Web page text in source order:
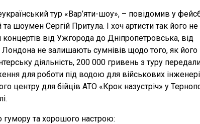
тур «Вар’яти-шоу», – повідомив у
шоумен Сергій Притула. І хоч артисти так його не
від Ужгорода до Дніпропетровська, від
не залишають сумнівів щодо того, як його
діяльність, 200 000 гривень з туру
для роботи під водою для військових
центру для бійців АТО «Крок назустріч» у
та хорошого настрою: